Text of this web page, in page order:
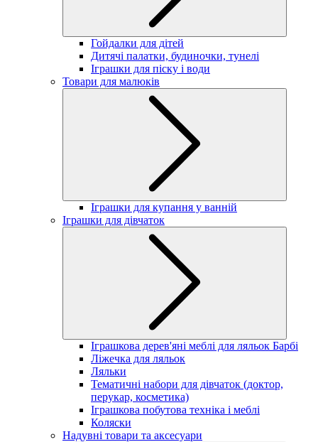
Гойдалки для дітей
Дитячі палатки, будиночки, тунелі
Іграшки для піску і води
Товари для малюків
Іграшки для купання у ванній
Іграшки для дівчаток
Іграшкова дерев'яні меблі для ляльок Барбі
Ліжечка для ляльок
Ляльки
Тематичні набори для дівчаток (доктор,
перукар, косметика)
Іграшкова побутова техніка і меблі
Коляски
Надувні товари та аксесуари